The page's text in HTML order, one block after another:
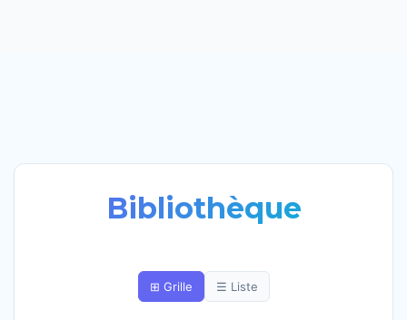
Bibliothèque
⊞ Grille ☰ Liste